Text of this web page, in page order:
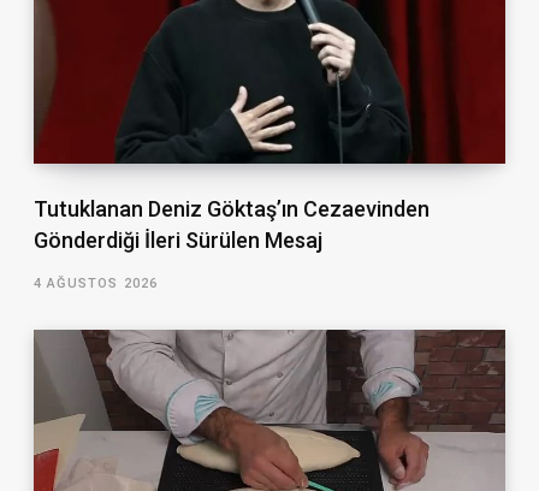
Tutuklanan Deniz Göktaş’ın Cezaevinden
Gönderdiği İleri Sürülen Mesaj
4 AĞUSTOS 2026